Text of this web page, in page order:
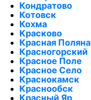
Кондратово
Котовск
Кохма
Красково
Красная Поляна
Красногорский
Красное Поле
Красное Село
Краснокамск
Краснообск
Красный Яр